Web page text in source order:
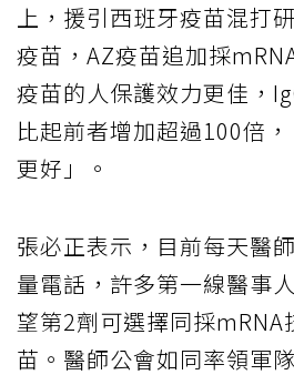
上，援引西班牙疫苗混打
疫苗，AZ疫苗追加採
疫苗的人保護效力更佳，
比起前者增加超過100倍
更好」。
張必正表示，目前每天醫
量電話，許多第一線醫事
望第2劑可選擇同採mRNA
苗。醫師公會如同率領軍